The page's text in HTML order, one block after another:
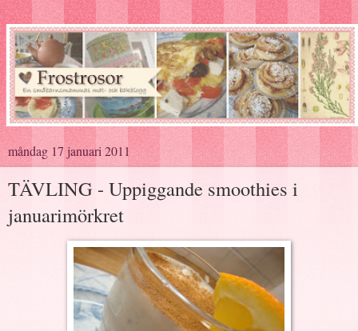
måndag 17 januari 2011
TÄVLING - Uppiggande smoothies i
januarimörkret